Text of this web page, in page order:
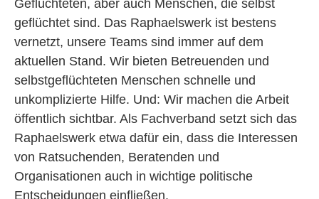
Geflüchteten, aber auch Menschen, die selbst
geflüchtet sind. Das Raphaelswerk ist bestens
vernetzt, unsere Teams sind immer auf dem
aktuellen Stand. Wir bieten Betreuenden und
selbstgeflüchteten Menschen schnelle und
unkomplizierte Hilfe. Und: Wir machen die Arbeit
öffentlich sichtbar. Als Fachverband setzt sich das
Raphaelswerk etwa dafür ein, dass die Interessen
von Ratsuchenden, Beratenden und
Organisationen auch in wichtige politische
Entscheidungen einfließen.